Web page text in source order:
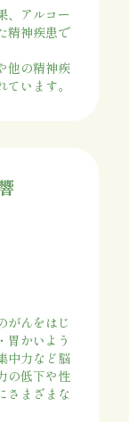
、アルコー
精神疾患で
他の精神疾
います。
がんをはじ
胃かいよう
中力など脳
の低下や性
さまざまな